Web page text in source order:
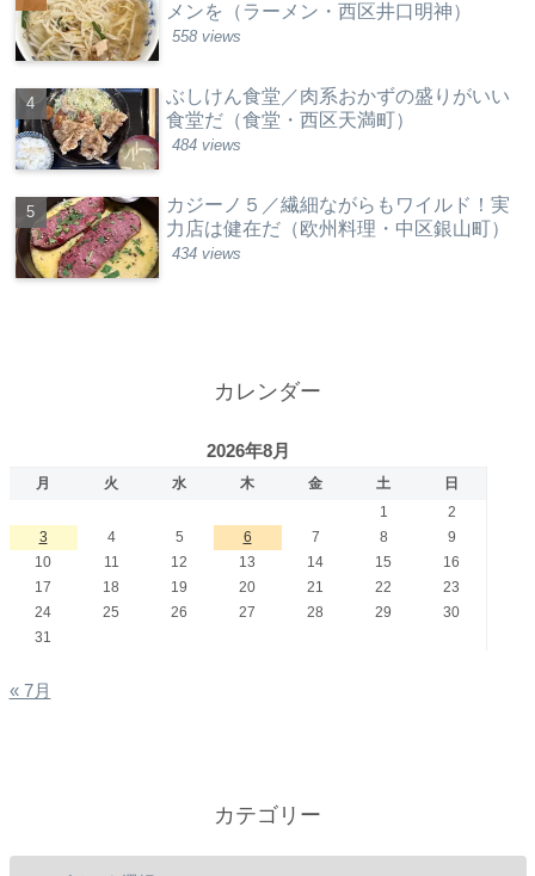
メンを（ラーメン・西区井口明神）
558 views
ぶしけん食堂／肉系おかずの盛りがいい
食堂だ（食堂・西区天満町）
484 views
カジーノ５／繊細ながらもワイルド！実
力店は健在だ（欧州料理・中区銀山町）
434 views
カレンダー
2026年8月
月 火 水 木 金 土
日
1
2
3
4 5 6 7 8
9
10
11 12 13 14 15
16
17
18 19 20 21 22
23
24
25 26 27 28 29
30
31
« 7月
カテゴリー